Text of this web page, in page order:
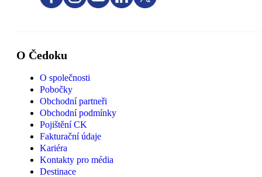
O Čedoku
O společnosti
Pobočky
Obchodní partneři
Obchodní podmínky
Pojištění CK
Fakturační údaje
Kariéra
Kontakty pro média
Destinace